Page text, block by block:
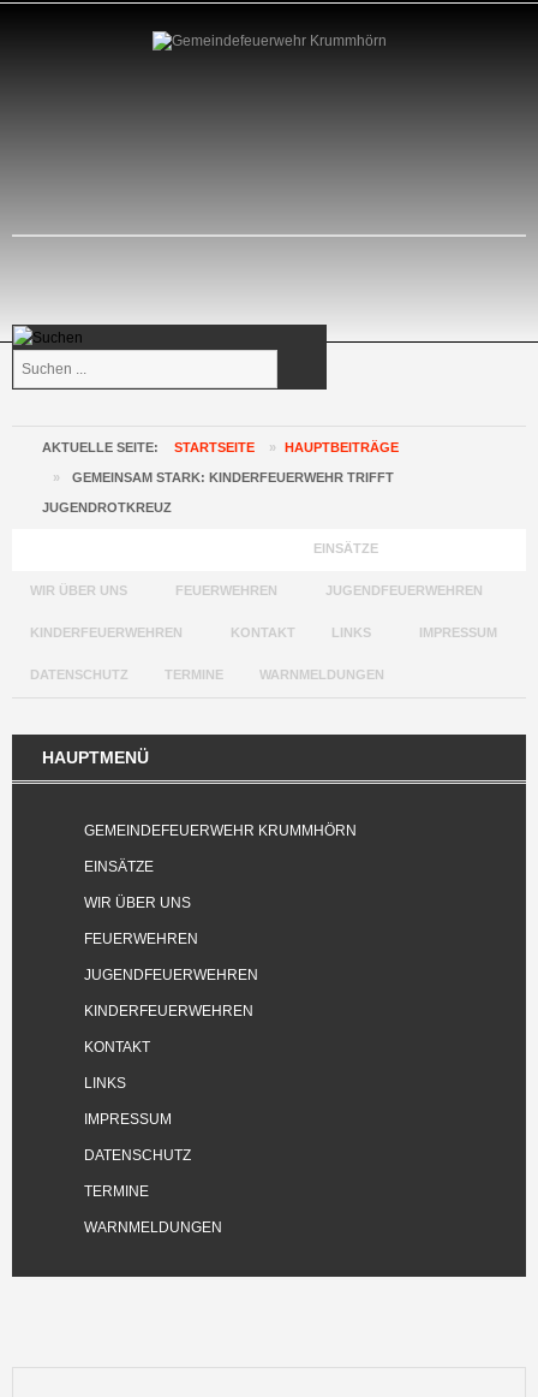
AKTUELLE SEITE: STARTSEITE » HAUPTBEITRÄGE
» GEMEINSAM STARK: KINDERFEUERWEHR TRIFFT
JUGENDROTKREUZ
EINSÄTZE
WIR ÜBER UNS FEUERWEHREN JUGENDFEUERWEHREN
KINDERFEUERWEHREN KONTAKT LINKS IMPRESSUM
DATENSCHUTZ TERMINE WARNMELDUNGEN
HAUPTMENÜ
GEMEINDEFEUERWEHR KRUMMHÖRN
EINSÄTZE
WIR ÜBER UNS
FEUERWEHREN
JUGENDFEUERWEHREN
KINDERFEUERWEHREN
KONTAKT
LINKS
IMPRESSUM
DATENSCHUTZ
TERMINE
WARNMELDUNGEN